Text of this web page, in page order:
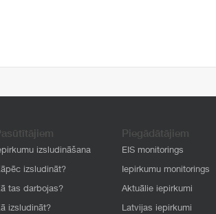
izsludināšana
izsludināt?
tas darbojas?
izsludināt?
Piegādātājiem
EIS monitorings
Iepirkumu monitorings
Aktuālie iepirkumi
Latvijas iepirkumi